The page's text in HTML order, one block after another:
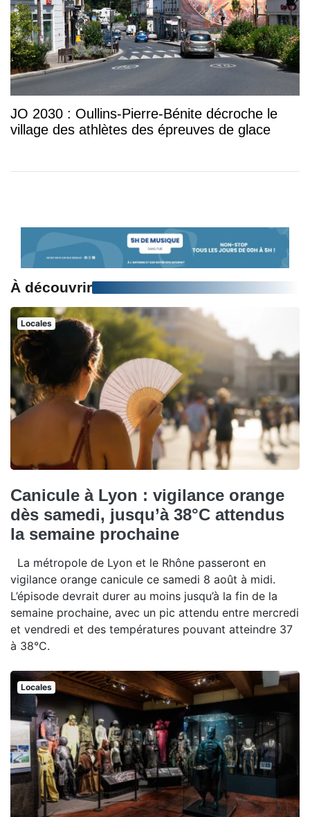
JO 2030 : Oullins-Pierre-Bénite décroche le
village des athlètes des épreuves de glace
À découvrir
Locales
Canicule à Lyon : vigilance orange
dès samedi, jusqu’à 38°C attendus
la semaine prochaine
La métropole de Lyon et le Rhône passeront en
vigilance orange canicule ce samedi 8 août à midi.
L’épisode devrait durer au moins jusqu’à la fin de la
semaine prochaine, avec un pic attendu entre mercredi
et vendredi et des températures pouvant atteindre 37
à 38°C.
Locales